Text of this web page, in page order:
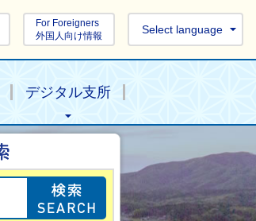
For Foreigners
外国人向け情報
Select language
デジタル支所
目的の情報を探